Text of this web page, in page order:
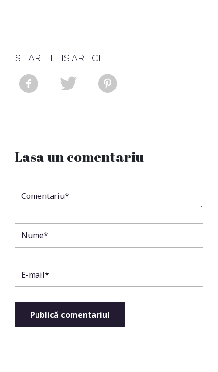
SHARE THIS ARTICLE
Lasa un comentariu